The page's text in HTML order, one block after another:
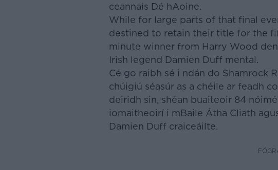
ceannais Dé hAoine.
While for large parts of that final
destined to retain their title for the
minute winner from Harry Wood
Irish legend Damien Duff mental.
Cé go raibh sé i ndán do Shamrock
chúigiú séasúr as a chéile ar feadh
deiridh sin, shéan buaiteoir 84
iomaitheoirí i mBaile Átha Cliath
Damien Duff craiceáilte.